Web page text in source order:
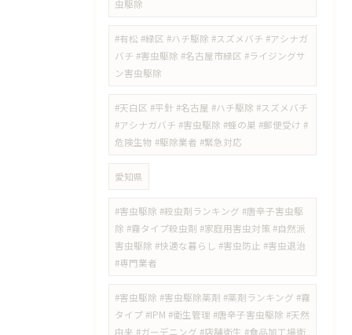
虫駆除
#有松 #緑区 #ハチ駆除 #スズメバチ #アシナガ
バチ #害虫駆除 #名古屋市緑区 #ライジングサ
ン害虫駆除
#天白区 #平針 #名古屋 #ハチ駆除 #スズメバチ
#アシナガバチ #害虫駆除 #蜂の巣 #郵便受け #
危険生物 #駆除業者 #緊急対応
愛知県
#害虫駆除 #殺虫剤ランキング #唐辛子害虫駆
除 #霧タイプ殺虫剤 #家庭用害虫対策 #自然派
害虫駆除 #快適な暮らし #害虫防止 #害虫退治
#専門業者
#害虫駆除 #害虫駆除薬剤 #薬剤ランキング #霧
タイプ #IPM #衛生管理 #唐辛子害虫駆除 #天然
由来 #ガーデニング #店舗衛生 #食品加工場衛